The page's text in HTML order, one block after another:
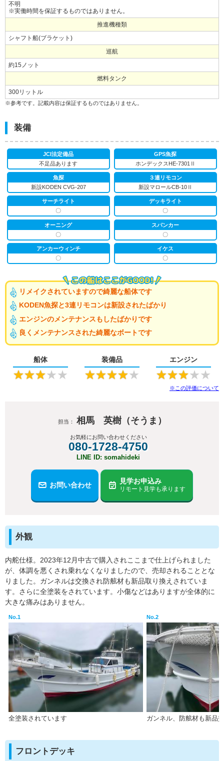
不明
※実働時間を保証するものではありません。
推進機種類
シャフト船(ブラケット)
巡航
約15ノット
燃料タンク
300リットル
※参考です。記載内容は保証するものではありません。
装備
JCI法定備品
不足品あります
GPS魚探
ホンデックスHE-7301Ⅱ
魚探
新設KODEN CVG-207
３連リモコン
新設マロールCB-10Ⅱ
サーチライト
〇
デッキライト
〇
オーニング
〇
スパンカー
〇
アンカーウィンチ
〇
イケス
〇
リメイクされていますので綺麗な船体です
KODEN魚探と3連リモコンは新設されたばかり
エンジンのメンテナンスもしたばかりです
良くメンテナンスされた綺麗なボートです
船体
★★★★★
装備品
★★★★★
エンジン
★★★★★
※この評価について
担当： 相馬 英樹（そうま）
お気軽にお問い合わせください
080-1728-4750
LINE ID: somahideki
お問い合わせ 見学お申込み
リモート見学も承ります
外観
内舵仕様。2023年12月中古で購入されここまで仕上げられました
が、体調を悪くされ乗れなくなりましたので、売却されることとな
りました。ガンネルは交換され防舷材も新品取り換えされていま
す。さらに全塗装をされています。小傷などはありますが全体的に
大きな痛みはありません。
No.1
全塗装されています
No.2
ガンネル、防舷材も新品
フロントデッキ